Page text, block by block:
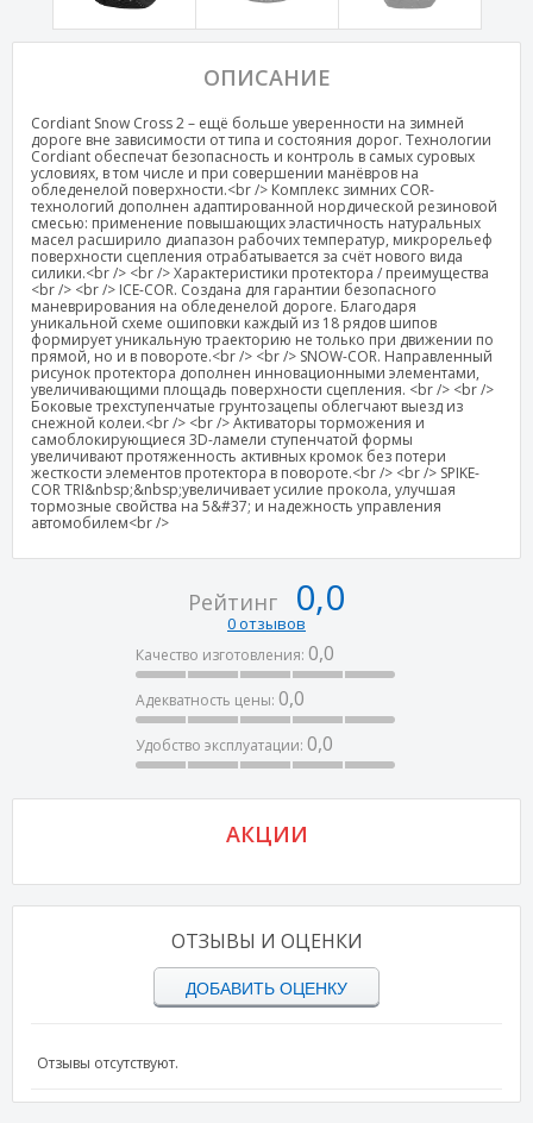
ОПИСАНИЕ
Cordiant Snow Cross 2 – ещё больше уверенности на зимней
дороге вне зависимости от типа и состояния дорог. Технологии
Cordiant обеспечат безопасность и контроль в самых суровых
условиях, в том числе и при совершении манёвров на
обледенелой поверхности.<br /> Комплекс зимних COR-
технологий дополнен адаптированной нордической резиновой
смесью: применение повышающих эластичность натуральных
масел расширило диапазон рабочих температур, микрорельеф
поверхности сцепления отрабатывается за счёт нового вида
силики.<br /> <br /> Характеристики протектора / преимущества
<br /> <br /> ICE-COR. Создана для гарантии безопасного
маневрирования на обледенелой дороге. Благодаря
уникальной схеме ошиповки каждый из 18 рядов шипов
формирует уникальную траекторию не только при движении по
прямой, но и в повороте.<br /> <br /> SNOW-COR. Направленный
рисунок протектора дополнен инновационными элементами,
увеличивающими площадь поверхности сцепления. <br /> <br />
Боковые трехступенчатые грунтозацепы облегчают выезд из
снежной колеи.<br /> <br /> Активаторы торможения и
самоблокирующиеся 3D-ламели ступенчатой формы
увеличивают протяженность активных кромок без потери
жесткости элементов протектора в повороте.<br /> <br /> SPIKE-
COR TRI&nbsp;&nbsp;увеличивает усилие прокола, улучшая
тормозные свойства на 5&#37; и надежность управления
автомобилем<br />
Рейтинг 0,0
0 отзывов
Качество изготовления: 0,0
Адекватность цены: 0,0
Удобство эксплуатации: 0,0
АКЦИИ
ОТЗЫВЫ И ОЦЕНКИ
ДОБАВИТЬ ОЦЕНКУ
Отзывы отсутствуют.